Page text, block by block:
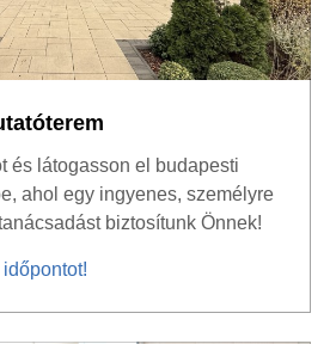
és látogasson el budapesti
ahol egy ingyenes, személyre
biztosítunk Önnek!